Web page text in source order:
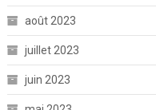
août 2023
juillet 2023
juin 2023